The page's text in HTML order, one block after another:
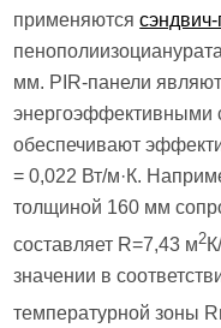
применяются
мм. PIR-панели
энергоэффективными
обеспечивают
= 0,022 Вт/м·К.
толщиной 160 мм
составляет R=7,43 м2
значении в
температурной зоны